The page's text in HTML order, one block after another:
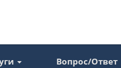
Вопрос/Ответ